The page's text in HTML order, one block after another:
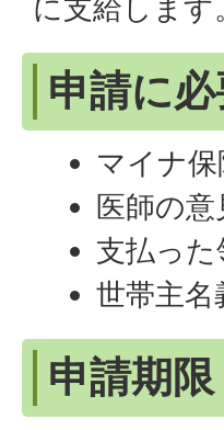
に支給します
申請に
マイナ
医師の意
支払った
世帯主名
申請期限